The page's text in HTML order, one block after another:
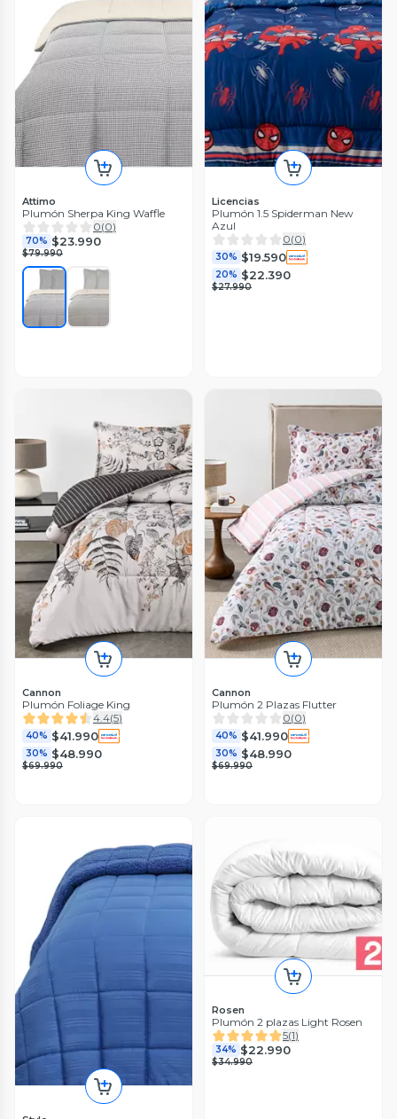
Attimo
Plumón Sherpa King Waffle
0(0)
70% $23.990
$79.990
Licencias
Plumón 1.5 Spiderman New
Azul
0(0)
30% $19.590
20% $22.390
$27.990
Cannon
Plumón Foliage King
4.4(5)
40% $41.990
30% $48.990
$69.990
Cannon
Plumón 2 Plazas Flutter
0(0)
40% $41.990
30% $48.990
$69.990
Rosen
Plumón 2 plazas Light Rosen
5(1)
34% $22.990
$34.990